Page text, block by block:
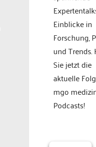
Einblicke in
Forschung,
und Trends.
Sie jetzt die
aktuelle
mgo
Podcasts!